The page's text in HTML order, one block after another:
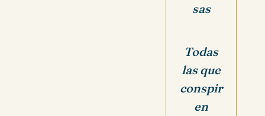
sas
Todas
las que
conspir
en